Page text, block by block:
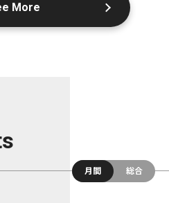
More
月間
総合